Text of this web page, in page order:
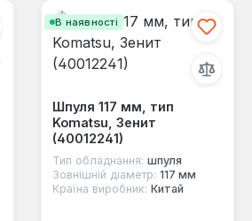
В наявності
Шпуля 117 мм, тип
Komatsu, Зенит
(40012241)
Тип обладнання: шпуля
Зовнішній діаметр: 117 мм
Країна виробник: Китай